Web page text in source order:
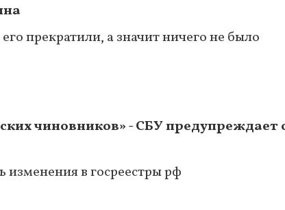
прекратили, а значит ничего не было
чиновников» - СБУ предупреждает
изменения в госреестры рф